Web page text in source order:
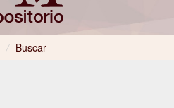
/ Buscar